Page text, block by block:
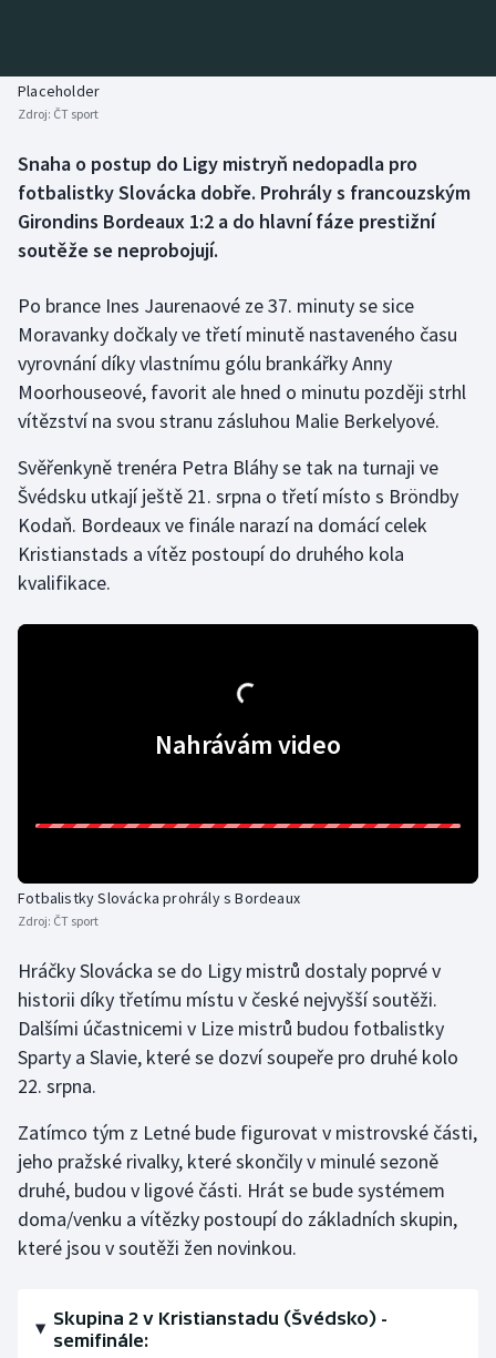
Biatlon
Boby a skeleton
Box
Dostihy
Florbal
Golf
Gymnastika
Moderní pětiboj
Motorsport
Olympijské hry
Parasport
Plavání
Plážový volejbal
Ragby
Rychlostní kanoistika
Aplikace ČT sport
AZ kvíz
Placeholder
Zdroj: ČT sport
Snaha o postup do Ligy mistryň nedopadla pro
fotbalistky Slovácka dobře. Prohrály s francouzským
Girondins Bordeaux 1:2 a do hlavní fáze prestižní
soutěže se neprobojují.
Po brance Ines Jaurenaové ze 37. minuty se sice
Moravanky dočkaly ve třetí minutě nastaveného času
vyrovnání díky vlastnímu gólu brankářky Anny
Moorhouseové, favorit ale hned o minutu později strhl
vítězství na svou stranu zásluhou Malie Berkelyové.
Svěřenkyně trenéra Petra Bláhy se tak na turnaji ve
Švédsku utkají ještě 21. srpna o třetí místo s Bröndby
Kodaň. Bordeaux ve finále narazí na domácí celek
Kristianstads a vítěz postoupí do druhého kola
kvalifikace.
Nahrávám video
Fotbalistky Slovácka prohrály s Bordeaux
Zdroj: ČT sport
Hráčky Slovácka se do Ligy mistrů dostaly poprvé v
historii díky třetímu místu v české nejvyšší soutěži.
Dalšími účastnicemi v Lize mistrů budou fotbalistky
Sparty a Slavie, které se dozví soupeře pro druhé kolo
22. srpna.
Zatímco tým z Letné bude figurovat v mistrovské části,
jeho pražské rivalky, které skončily v minulé sezoně
druhé, budou v ligové části. Hrát se bude systémem
doma/venku a vítězky postoupí do základních skupin,
které jsou v soutěži žen novinkou.
Skupina 2 v Kristianstadu (Švédsko) -
semifinále: